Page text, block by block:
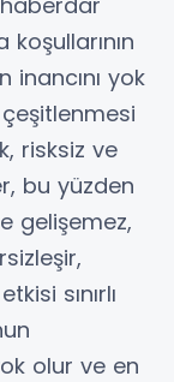
yok
çeşitlenmesi
risksiz ve
bu yüzden
gelişemez,
sınırlı
olur ve en